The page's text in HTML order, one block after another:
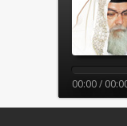
00:00 /